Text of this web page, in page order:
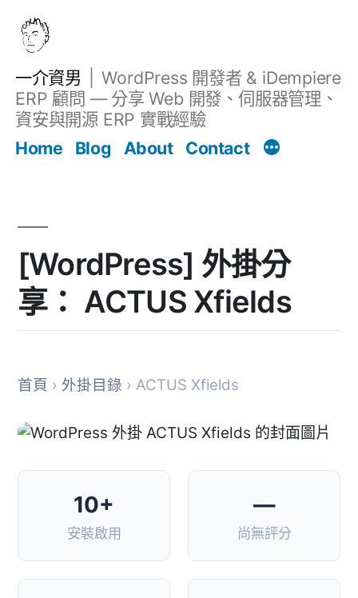
一介資男
WordPress 開發者 & iDempiere
ERP 顧問 — 分享 Web 開發、伺服器管理、
資安與開源 ERP 實戰經驗
Home
Blog About Contact
[WordPress] 外掛分
享： ACTUS Xfields
首頁 › 外掛目錄 › ACTUS Xfields
10+
安裝啟用
—
尚無評分
文章